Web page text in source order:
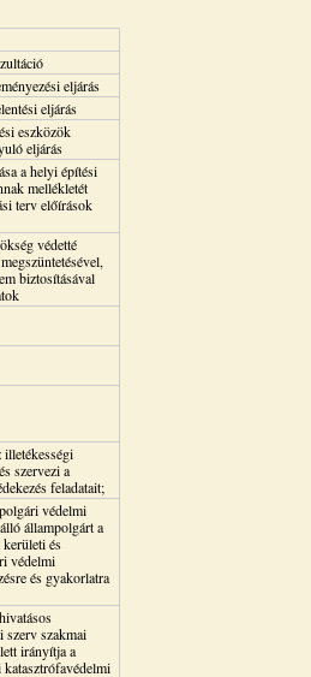
eljárás
eljárás
eszközök
eljárás
a helyi építési
mellékletét
terv előírások
védetté
biztosításával
illetékességi
szervezi a
feladatait;
védelmi
állampolgárt a
és
védelmi
és gyakorlatra
szerv szakmai
irányítja a
katasztrófavédelmi